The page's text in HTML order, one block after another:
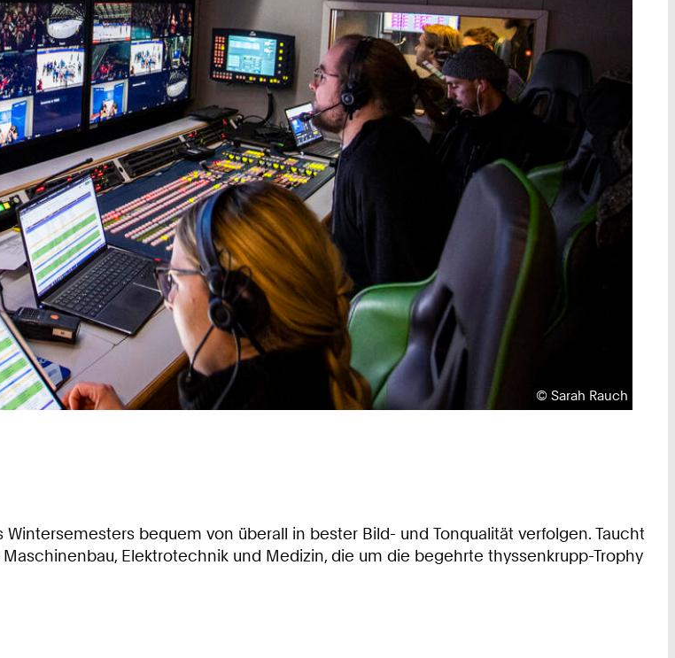
Urheberrecht:
©Sarah Rauch
bequem von überall in bester Bild- und Tonqualität verfolgen. Taucht
Elektrotechnik und Medizin, die um die begehrte thyssenkrupp-Trophy